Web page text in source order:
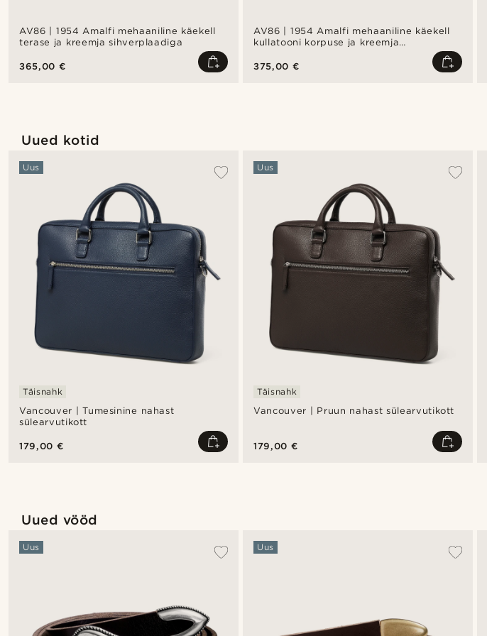
AV86 | 1954 Amalfi mehaaniline käekell
terase ja kreemja sihverplaadiga
365,00 €
AV86 | 1954 Amalfi mehaaniline käekell
kullatooni korpuse ja kreemja
375,00 €
Uued kotid
Vancouver | Tumesinine nahast
sülearvutikott
Uus
Täisnahk
179,00 €
Vancouver | Pruun nahast sülearvutikott
Uus
Täisnahk
179,00 €
Uued vööd
Uus Uus